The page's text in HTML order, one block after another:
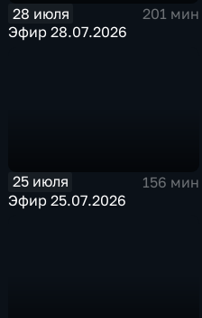
28 июля
201 мин
Эфир 28.07.2026
25 июля
156 мин
Эфир 25.07.2026